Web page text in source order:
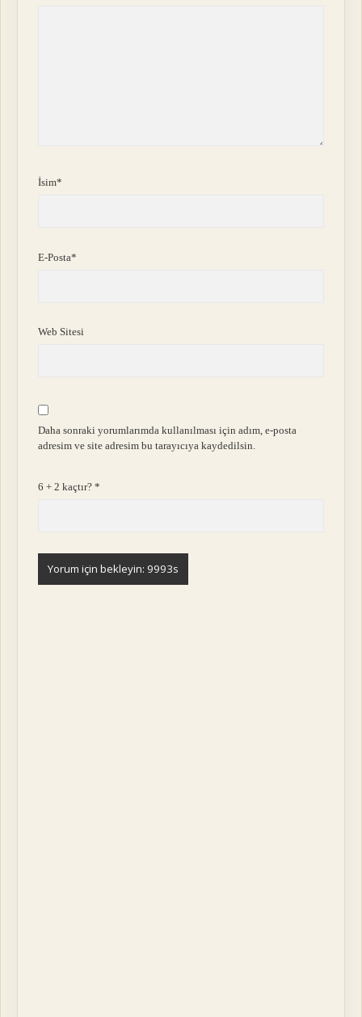
İsim*
E-Posta*
Web Sitesi
Daha sonraki yorumlarımda kullanılması için adım, e-posta
adresim ve site adresim bu tarayıcıya kaydedilsin.
6 + 2 kaçtır?*